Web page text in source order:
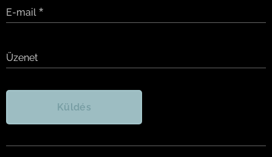
E-mail
Üzenet
Küldés